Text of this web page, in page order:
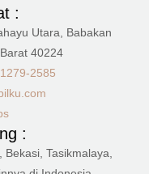
:
Utara, Babakan
40224
2585
:
Tasikmalaya,